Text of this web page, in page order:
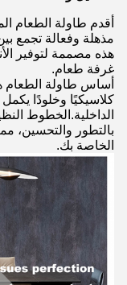
أقدم طاولة الطعام
مذهلة وفعالة تجمع
هذه مصممة لتوفير
غرفة طعام.
أساس طاولة الطعام
كلاسيكيًا وخلودًا
الداخلية.الخطوط
بالتطور والتحسين،
الخاصة بك.